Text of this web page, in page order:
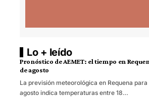
Lo + leído
Pronóstico de AEMET: el tiempo en
de agosto
La previsión meteorológica en Requena
agosto indica temperaturas entre 18…